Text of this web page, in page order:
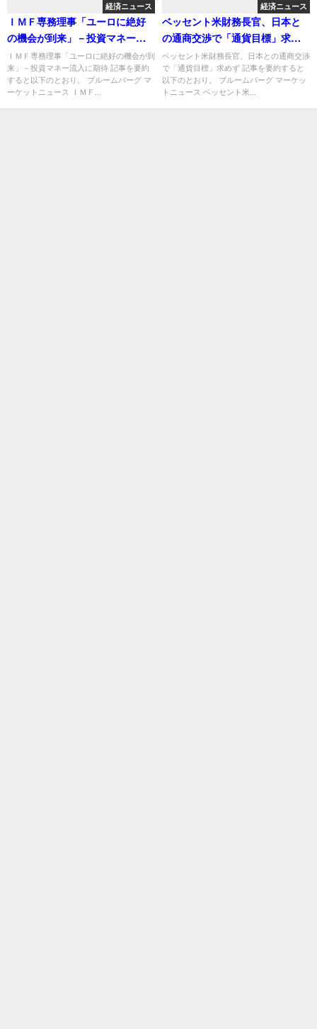
経済ニュース
ＩＭＦ専務理事「ユーロに絶好
の機会が到来」－投資マネー流
入に期待
ＩＭＦ専務理事「ユーロに絶好の機会が到
来」－投資マネー流入に期待 記事を要約
すると以下のとおり。 ブルームバーグ マ
ーケットニュース ＩＭＦ...
経済ニュース
ベッセント米財務長官、日本と
の通商交渉で「通貨目標」求め
ず
ベッセント米財務長官、日本との通商交渉
で「通貨目標」求めず 記事を要約すると
以下のとおり。 ブルームバーグ マーケッ
トニュース ベッセント米...